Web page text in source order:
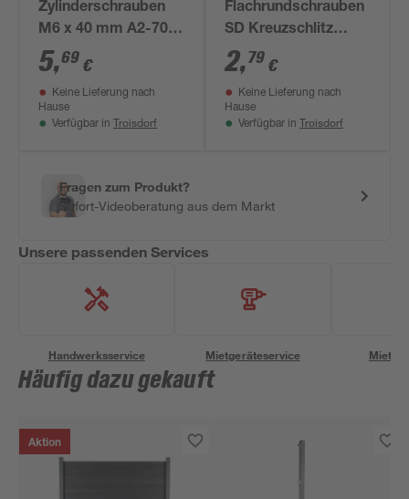
Zylinderschrauben
M6 x 40 mm A2-70
DIN 912 4 Stück
5,69 €
Keine Lieferung nach
Hause
Verfügbar in Troisdorf
Flachrundschrauben
SD Kreuzschlitz
Stahl M4 x 30 mm 4
Stück
2,79 €
Keine Lieferung nach
Hause
Verfügbar in Troisdorf
Fragen zum Produkt?
Sofort-Videoberatung aus dem Markt
Unsere passenden Services
Handwerksservice Mietgeräteservice
Häufig dazu gekauft
Aktion